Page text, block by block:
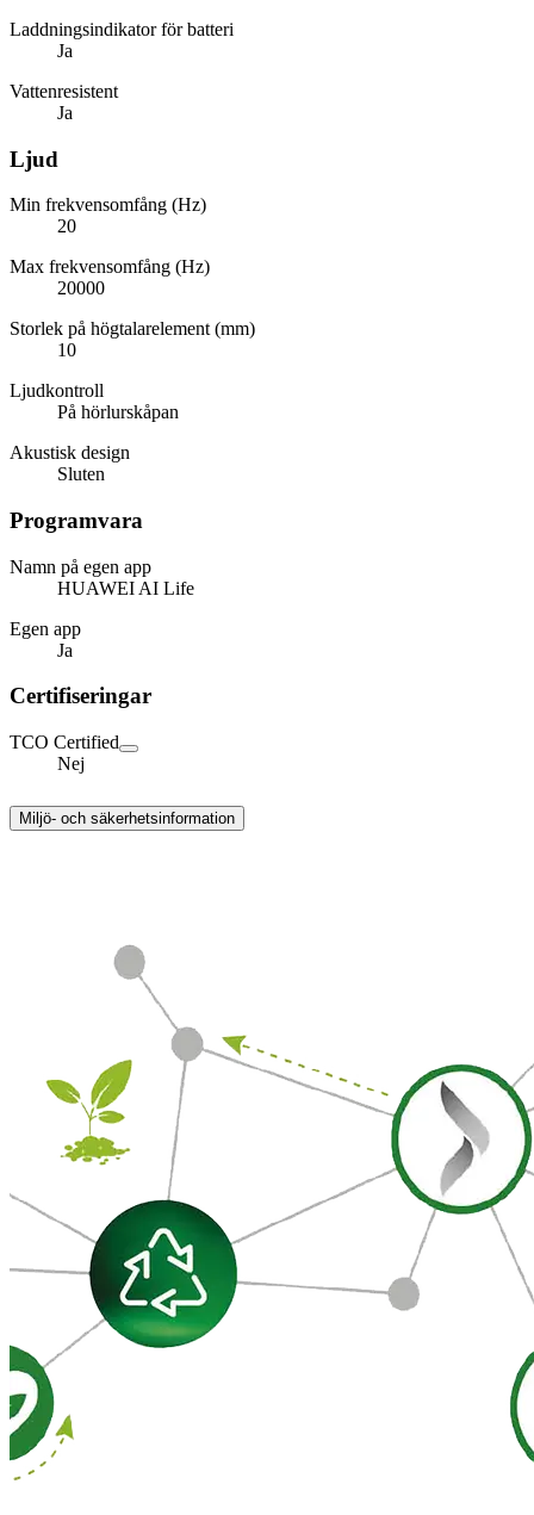
Laddningsindikator för batteri
Ja
Vattenresistent
Ja
Ljud
Min frekvensomfång (Hz)
20
Max frekvensomfång (Hz)
20000
Storlek på högtalarelement (mm)
10
Ljudkontroll
På hörlurskåpan
Akustisk design
Sluten
Programvara
Namn på egen app
HUAWEI AI Life
Egen app
Ja
Certifiseringar
TCO Certified
Nej
Miljö- och säkerhetsinformation